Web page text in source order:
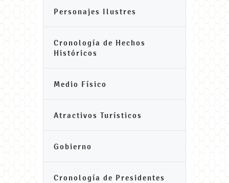
Personajes Ilustres
Cronología de Hechos
Históricos
Medio Físico
Atractivos Turísticos
Gobierno
Cronología de Presidentes